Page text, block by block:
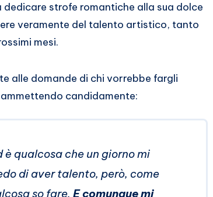
dedicare strofe romantiche alla sua dolce
veramente del talento artistico, tanto
mesi.
alle domande di chi vorrebbe fargli
candidamente:
è qualcosa che un giorno mi
di aver talento, però, come
so fare. E comunque mi